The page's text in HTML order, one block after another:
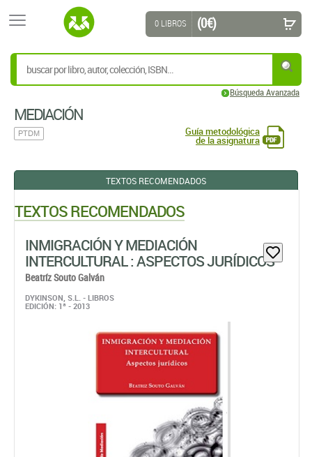
Búsqueda Avanzada
0 LIBROS (0 €)
MEDIACIÓN
PTDM Guía metodológica
de la asignatura
TEXTOS RECOMENDADOS
TEXTOS RECOMENDADOS
INMIGRACIÓN Y MEDIACIÓN
INTERCULTURAL : ASPECTOS JURÍDICOS
Beatríz Souto Galván
DYKINSON, S.L. - LIBROS
EDICIÓN: 1ª - 2013